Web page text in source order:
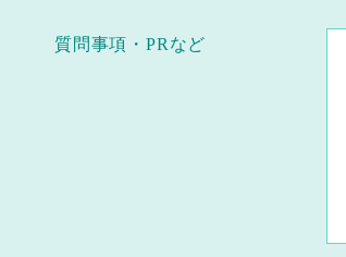
質問事項・PRなど